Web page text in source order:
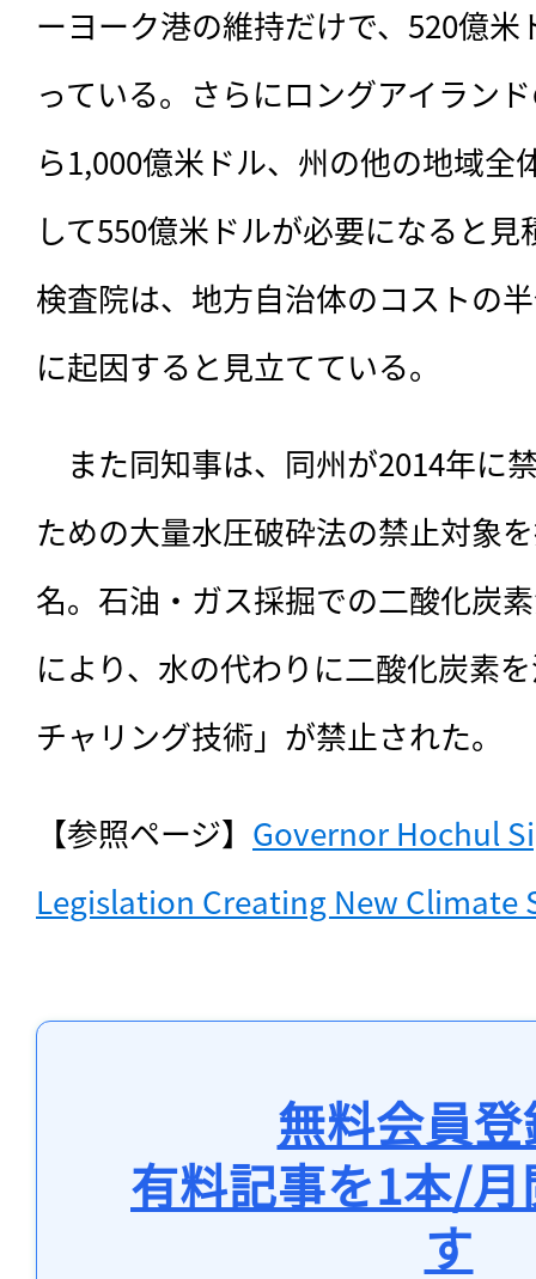
ーヨーク港の維持だけで、520億
っている。さらにロングアイラン
ら1,000億米ドル、州の他の地域全
して550億米ドルが必要になると
検査院は、地方自治体のコストの
に起因すると見立てている。
また同知事は、同州が2014年に
ための大量水圧破砕法の禁止対象
名。石油・ガス採掘での二酸化炭
により、水の代わりに二酸化炭素
チャリング技術」が禁止された。
【参照ページ】 Governor Hochul
Legislation Creating New Climate
無料会員
有料記事を1本/
す